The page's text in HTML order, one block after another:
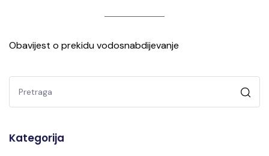
Obavijest o prekidu vodosnabdijevanje
Kategorija